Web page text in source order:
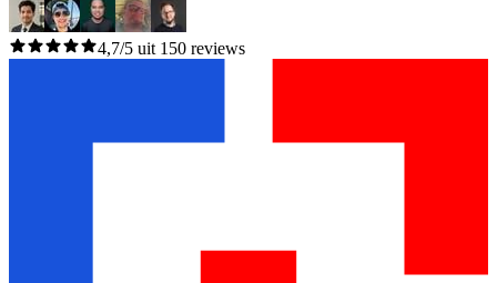
4,7/5 uit 150 reviews